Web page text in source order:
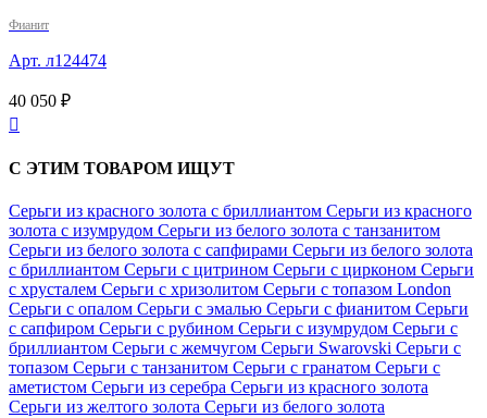
Фианит
Арт. л124474
40 050 ₽

С ЭТИМ ТОВАРОМ ИЩУТ
Серьги из красного золота с бриллиантом Серьги из красного
золота с изумрудом Серьги из белого золота с танзанитом
Серьги из белого золота с сапфирами Серьги из белого золота
с бриллиантом Серьги с цитрином Серьги с цирконом Серьги
с хрусталем Серьги с хризолитом Серьги с топазом London
Серьги с опалом Серьги с эмалью Серьги с фианитом Серьги
с сапфиром Серьги с рубином Серьги с изумрудом Серьги с
бриллиантом Серьги с жемчугом Серьги Swarovski Серьги с
топазом Серьги с танзанитом Серьги с гранатом Серьги с
аметистом Серьги из серебра Серьги из красного золота
Серьги из желтого золота Серьги из белого золота